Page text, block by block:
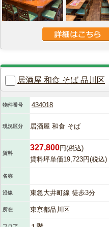
居酒屋 和食 そば 品川区
物件番号 434018
現況区分 居酒屋 和食 そば
賃料
327,800円(税込)
賃料坪単価19,723円(税込)
名称
沿線 東急大井町線 徒歩3分
所在 東京都品川区